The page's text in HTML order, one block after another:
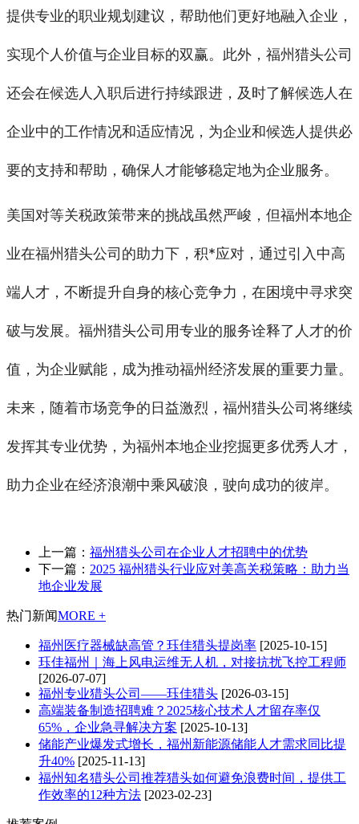
提供专业的职业规划建议，帮助他们更好地融入企业，
实现个人价值与企业目标的双赢。此外，福州猎头公司
还会在候选人入职后进行持续跟进，及时了解候选人在
企业中的工作情况和适应情况，为企业和候选人提供必
要的支持和帮助，确保人才能够稳定地为企业服务。
美国对等关税政策带来的挑战虽然严峻，但福州本地企
业在福州猎头公司的助力下，积*应对，通过引入中高
端人才，不断提升自身的核心竞争力，在困境中寻求突
破与发展。福州猎头公司用专业的服务诠释了人才的价
值，为企业赋能，成为推动福州经济发展的重要力量。
未来，随着市场竞争的日益激烈，福州猎头公司将继续
发挥其专业优势，为福州本地企业挖掘更多优秀人才，
助力企业在经济浪潮中乘风破浪，驶向成功的彼岸。
上一篇： 福州猎头公司在企业人才招聘中的优势
下一篇： 2025 福州猎头行业应对美高关税策略：助力当
地企业发展
热门新闻MORE +
福州医疗器械缺高管？珏佳猎头提岗率 [2025-10-15]
珏佳福州｜海上风电运维无人机，对接抗扰飞控工程师
[2026-07-07]
福州专业猎头公司——珏佳猎头 [2026-03-15]
高端装备制造招聘难？2025核心技术人才留存率仅
65%，企业急寻解决方案 [2025-10-13]
储能产业爆发式增长，福州新能源储能人才需求同比提
升40% [2025-11-13]
福州知名猎头公司推荐猎头如何避免浪费时间，提供工
作效率的12种方法 [2023-02-23]